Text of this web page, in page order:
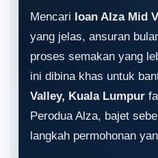
Mencari loan Alza Mid
yang jelas, ansuran
proses semakan yang
ini dibina khas untuk
Valley, Kuala Lumpur
Perodua Alza, bajet
langkah permohonan